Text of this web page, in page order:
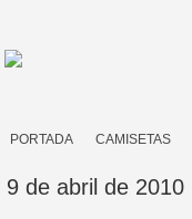
PORTADA CAMISETAS
9 de abril de 2010